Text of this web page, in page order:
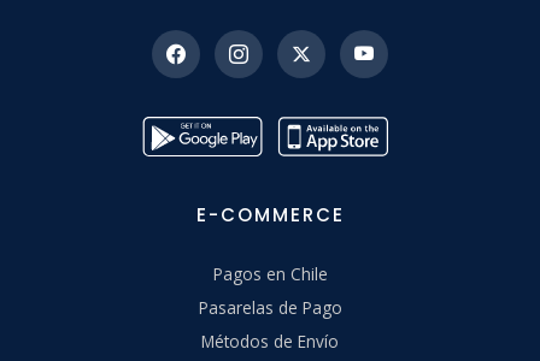
E-COMMERCE
Pagos en Chile
Pasarelas de Pago
Métodos de Envío